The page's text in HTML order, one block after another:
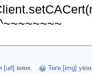
[url] вимк. Теґи [img]